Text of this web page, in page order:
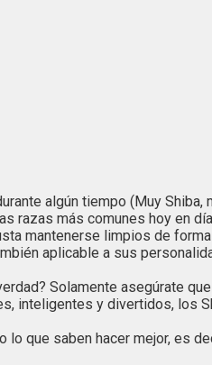
algún tiempo (Muy
razas más comunes hoy en
mantenerse limpios de
aplicable a sus
Solamente asegúrate
inteligentes y divertidos, los
que saben hacer mejor, es